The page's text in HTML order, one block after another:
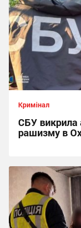
Кримінал
СБУ викрила
рашизму в
13:34 вчора